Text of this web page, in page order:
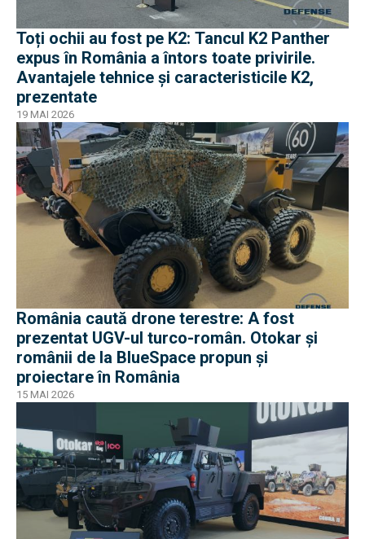
Toți ochii au fost pe K2: Tancul K2 Panther
expus în România a întors toate privirile.
Avantajele tehnice și caracteristicile K2,
prezentate
19 MAI 2026
România caută drone terestre: A fost
prezentat UGV-ul turco-român. Otokar și
românii de la BlueSpace propun și
proiectare în România
15 MAI 2026